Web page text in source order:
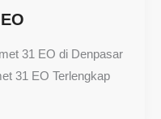
31 EO di Denpasar
31 EO Terlengkap